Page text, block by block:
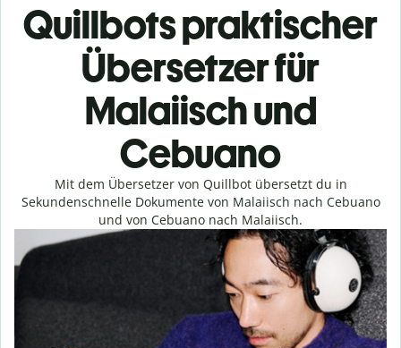
Quillbots praktischer
Übersetzer für
Malaiisch und
Cebuano
Mit dem Übersetzer von Quillbot übersetzt du in
Sekundenschnelle Dokumente von Malaiisch nach Cebuano
und von Cebuano nach Malaiisch.